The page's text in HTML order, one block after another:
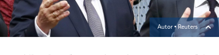
Autor ▪ Reuters